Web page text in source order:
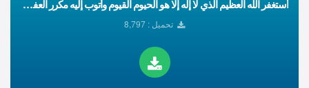
أستغفر الله العظيم الذي لا إله إلا هو الحيوم القيوم وأتوب إليه مكرر العفاسي الاستغفار تحميل Mp3
تحميل : 8,797